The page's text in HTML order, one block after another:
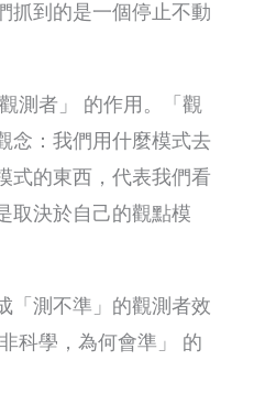
抓到的是一個停止不動
測者」 的作用。「觀
念：我們用什麼模式去
式的東西，代表我們看
取決於自己的觀點模
「測不準」的觀測者效
科學，為何會準」 的